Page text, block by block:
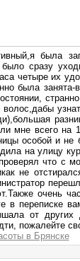
была
сразу
четыре их
была
мне всего на
особой и
на улицу
что с
не
очень
в переписке
от
пожалейте
в Брянске